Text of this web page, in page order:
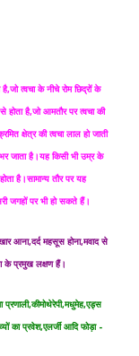
त्वचा के नीचे रोम छिद्रों के
होता है,जो आमतौर पर त्वचा की
क्षेत्र की त्वचा लाल हो जाती
जाता है।यह किसी भी उम्र के
है।सामान्य तौर पर यह
जगहों पर भी हो सकते हैं।
आना,दर्द महसूस होना,मवाद से
के प्रमुख लक्षण हैं।
प्रणाली,कीमोथेरेपी,मधुमेह,एड्स
का प्रवेश,एलर्जी आदि फोड़ा -